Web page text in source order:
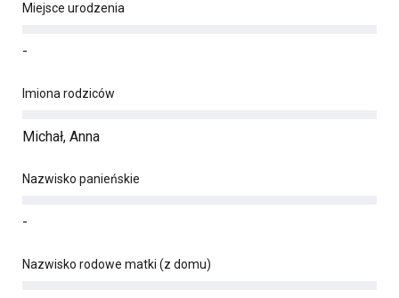
Miejsce urodzenia
-
Imiona rodziców
Michał, Anna
Nazwisko panieńskie
-
Nazwisko rodowe matki (z domu)